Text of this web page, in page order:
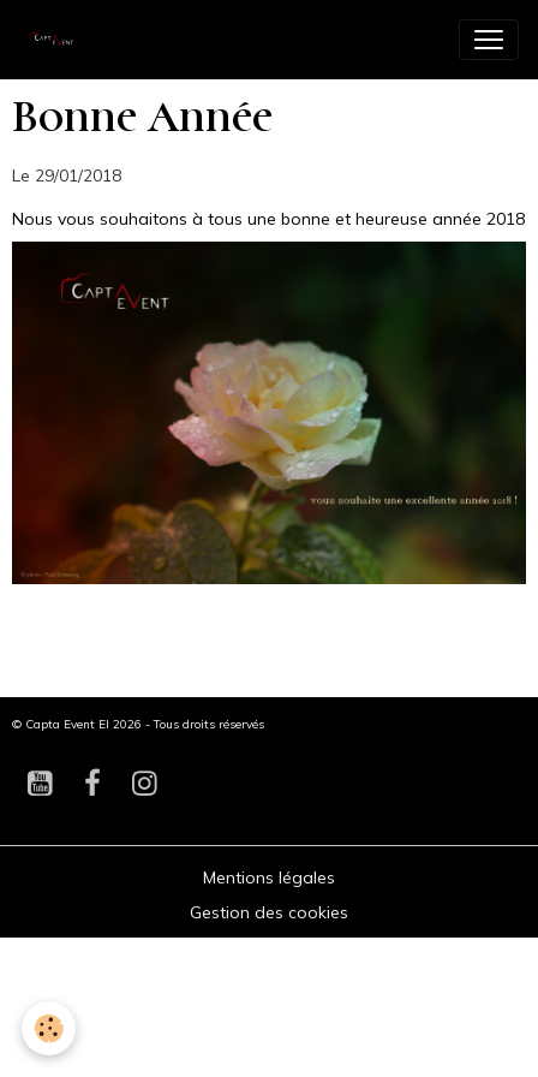
Bonne Année
Le 29/01/2018
Nous vous souhaitons à tous une bonne et heureuse année 2018
© Capta Event EI 2026 - Tous droits réservés
Mentions légales
Gestion des cookies